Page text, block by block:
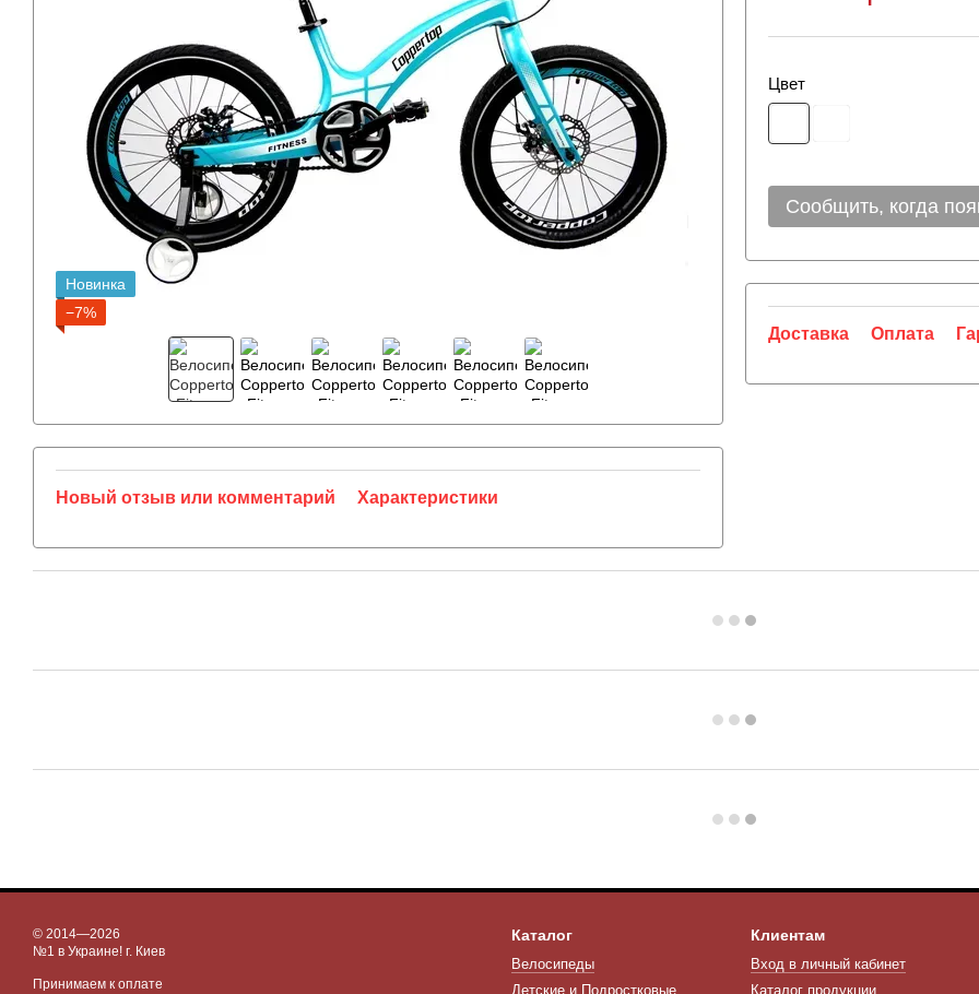
Новинка
−7%
Новый отзыв или комментарий Характеристики
Цвет
Сообщить, когда
Доставка Оплата
© 2014—2026
№1 в Украине! г. Киев
Принимаем к оплате
Каталог
Велосипеды
Детские и Подростковые
Клиентам
Вход в личный кабинет
Каталог продукции